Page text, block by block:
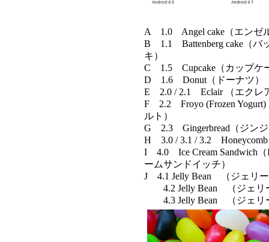
A 1.0 Angel cake（エンゼ
B 1.1 Battenberg cake（バ
キ）
C 1.5 Cupcake（カップケ
D 1.6 Donut（ドーナツ）
E 2.0 / 2.1 Eclair （エクレ
F 2.2 Froyo (Frozen Yogurt)
ルト）
G 2.3 Gingerbread（ジン
H 3.0 / 3.1 / 3.2
I 4.0 Ice Cream Sandwich（
ームサンドイッチ）
J 4.1 Jelly Bean （ジェリ
4.2 Jelly Bean （ジェリ
4.3 Jelly Bean （ジェリ